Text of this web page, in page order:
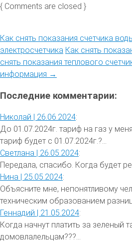
{ Comments are closed }
Как снять показания счетчика
электросчетчика Как снять
снять показания теплового
информация →
Последние комментарии:
Николай | 26.06.2024:
До 01.07.2024г. тариф на газ у
тариф будет с 01.07.2024г.?...
Светлана | 26.05.2024:
Передала, спасибо. Когда будет
Нина | 25.05.2024:
Объясните мне, непонятливому
техническим образованием
Геннадий | 21.05.2024:
Когда начнут платить за зеленый
домовлалельцам???...